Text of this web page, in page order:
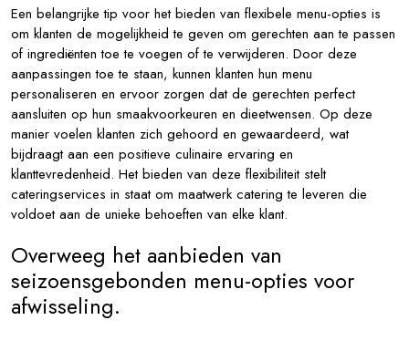
Een belangrijke tip voor het bieden van flexibele menu-opties is
om klanten de mogelijkheid te geven om gerechten aan te passen
of ingrediënten toe te voegen of te verwijderen. Door deze
aanpassingen toe te staan, kunnen klanten hun menu
personaliseren en ervoor zorgen dat de gerechten perfect
aansluiten op hun smaakvoorkeuren en dieetwensen. Op deze
manier voelen klanten zich gehoord en gewaardeerd, wat
bijdraagt aan een positieve culinaire ervaring en
klanttevredenheid. Het bieden van deze flexibiliteit stelt
cateringservices in staat om maatwerk catering te leveren die
voldoet aan de unieke behoeften van elke klant.
Overweeg het aanbieden van
seizoensgebonden menu-opties voor
afwisseling.